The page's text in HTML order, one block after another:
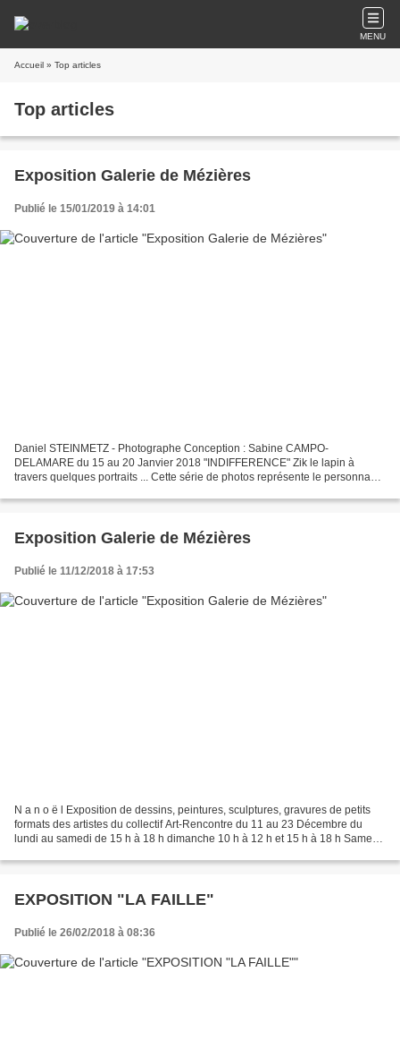
MENU
Accueil » Top articles
Top articles
Exposition Galerie de Mézières
Publié le 15/01/2019 à 14:01
Daniel STEINMETZ - Photographe Conception : Sabine CAMPO-
DELAMARE du 15 au 20 Janvier 2018 "INDIFFERENCE" Zik le lapin à
travers quelques portraits ... Cette série de photos représente le personnage
Exposition Galerie de Mézières
Publié le 11/12/2018 à 17:53
N a n o ë l Exposition de dessins, peintures, sculptures, gravures de petits
formats des artistes du collectif Art-Rencontre du 11 au 23 Décembre du
lundi au samedi de 15 h à 18 h dimanche 10 h à 12 h et 15 h à 18 h Samedi
EXPOSITION "LA FAILLE"
Publié le 26/02/2018 à 08:36